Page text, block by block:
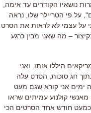
נושאיו הקודרים עד אימה,
על פי הטריילר שלו, נראה
על עצמי לא לראות את הסרט
– מה שאני מבין כרגע
היללו אותו. ואני
חג סוכות, הסרט עלה
ימים אני קורא שגם מעט
קולנוע עמיתים שראו
כמעט חודש אחד הסרטים הכי